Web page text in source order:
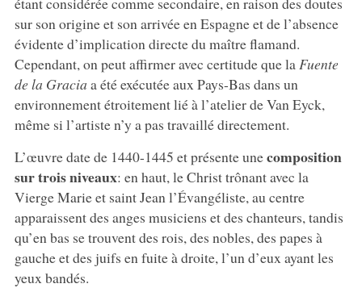
sur son origine et son arrivée en Espagne et de l’absence
évidente d’implication directe du maître flamand.
Cependant, on peut affirmer avec certitude que la Fuente
de la Gracia a été exécutée aux Pays-Bas dans un
environnement étroitement lié à l’atelier de Van Eyck,
même si l’artiste n’y a pas travaillé directement.
L’œuvre date de 1440-1445 et présente unecomposition
sur trois niveaux: en haut, le Christ trônant avec la
Vierge Marie et saint Jean l’Évangéliste, au centre
apparaissent des anges musiciens et des chanteurs, tandis
qu’en bas se trouvent des rois, des nobles, des papes à
gauche et des juifs en fuite à droite, l’un d’eux ayant les
yeux bandés.